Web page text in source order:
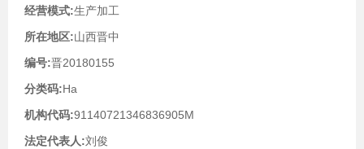
经营模式:生产加工
所在地区:山西晋中
编号:晋20180155
分类码:Ha
机构代码:91140721346836905M
法定代表人:刘俊